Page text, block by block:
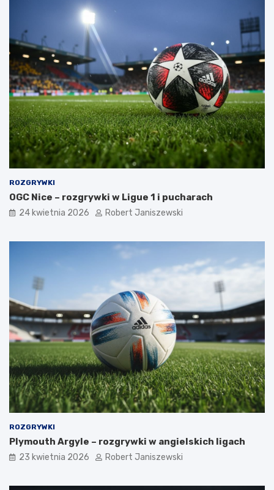
ROZGRYWKI
OGC Nice – rozgrywki w Ligue 1 i pucharach
24 kwietnia 2026 Robert Janiszewski
ROZGRYWKI
Plymouth Argyle – rozgrywki w angielskich ligach
23 kwietnia 2026 Robert Janiszewski